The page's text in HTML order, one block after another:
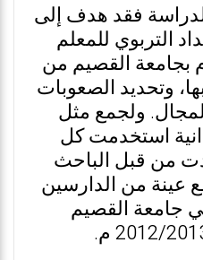
فقد هدف إلى
التربوي للمعلم
بجامعة القصيم من
وتحديد الصعوبات
ولجمع مثل
استخدمت كل
من قبل الباحث
عينة من الدارسين
جامعة القصيم